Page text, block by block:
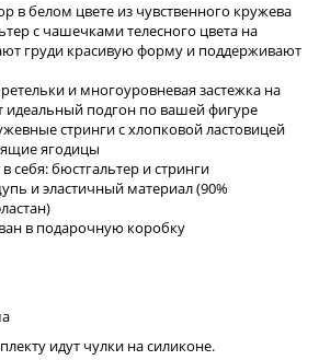
в белом цвете из чувственного кружева
с чашечками телесного цвета на
груди красивую форму и поддерживают
и многоуровневая застежка на
идеальный подгон по вашей фигуре
стринги с хлопковой ластовицей
ягодицы
себя: бюстгальтер и стринги
и эластичный материал (90%
в подарочную коробку
идут чулки на силиконе.